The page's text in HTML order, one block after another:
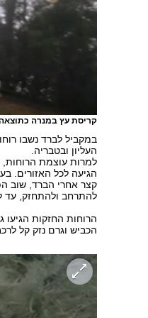
קריסת עץ במנרה
במקביל לברד נשבו
העליון ובטבריה.
למרות עוצמת
הגיעה לכל האזורים.
קצר אחרי הברד, שוב
להתרחב ולהתחזק, עד
הרוחות החזקות
הכביש וגרם נזק קל